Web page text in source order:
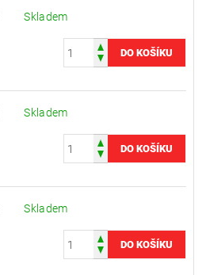
Skladem
Skladem
Skladem